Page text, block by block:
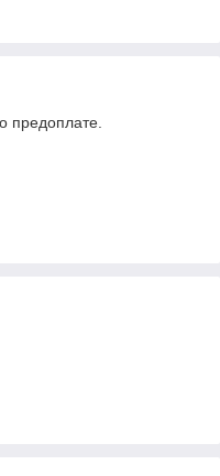
предоплате.